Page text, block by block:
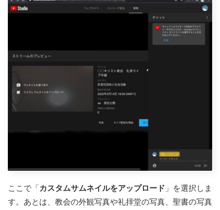
ここで「 カスタムサムネイルをアップロード 」を選択しま
す。あとは、教会の外観写真や礼拝堂の写真、聖書の写真